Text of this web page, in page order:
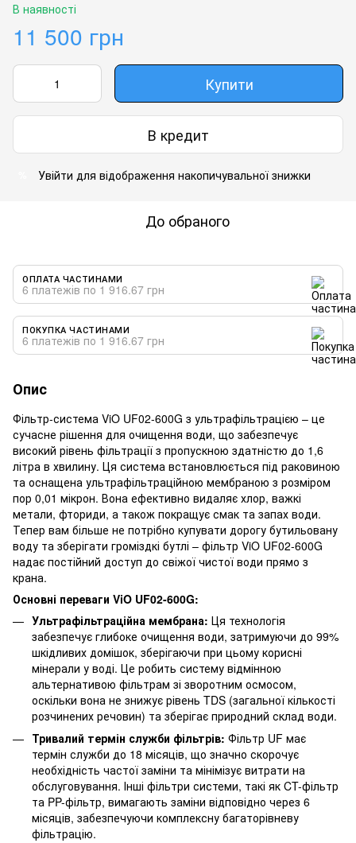
В наявності
11 500 грн
Купити
В кредит
Увійти для відображення накопичувальної знижки
До обраного
ОПЛАТА ЧАСТИНАМИ
6 платежів по 1 916.67 грн
ПОКУПКА ЧАСТИНАМИ
6 платежів по 1 916.67 грн
Опис
Фільтр-система ViO UF02-600G з ультрафільтрацією – це
сучасне рішення для очищення води, що забезпечує
високий рівень фільтрації з пропускною здатністю до 1,6
літра в хвилину. Ця система встановлюється під раковиною
та оснащена ультрафільтраційною мембраною з розміром
пор 0,01 мікрон. Вона ефективно видаляє хлор, важкі
метали, фториди, а також покращує смак та запах води.
Тепер вам більше не потрібно купувати дорогу бутильовану
воду та зберігати громіздкі бутлі – фільтр ViO UF02-600G
надає постійний доступ до свіжої чистої води прямо з
крана.
Основні переваги ViO UF02-600G:
Ультрафільтраційна мембрана: Ця технологія
забезпечує глибоке очищення води, затримуючи до 99%
шкідливих домішок, зберігаючи при цьому корисні
мінерали у воді. Це робить систему відмінною
альтернативою фільтрам зі зворотним осмосом,
оскільки вона не знижує рівень TDS (загальної кількості
розчинених речовин) та зберігає природний склад води.
Тривалий термін служби фільтрів: Фільтр UF має
термін служби до 18 місяців, що значно скорочує
необхідність частої заміни та мінімізує витрати на
обслуговування. Інші фільтри системи, такі як CT-фільтр
та PP-фільтр, вимагають заміни відповідно через 6
місяців, забезпечуючи комплексну багаторівневу
фільтрацію.